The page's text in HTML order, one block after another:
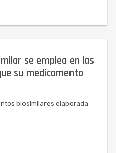
se emplea en las
su medicamento
biosimilares elaborada